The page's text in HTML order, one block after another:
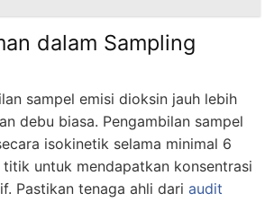
dalam Sampling
sampel emisi dioksin jauh lebih
debu biasa. Pengambilan sampel
isokinetik selama minimal 6
untuk mendapatkan konsentrasi
Pastikan tenaga ahli dari audit